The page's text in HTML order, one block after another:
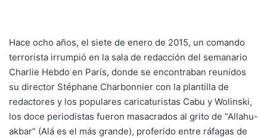
Hace ocho años, el siete de enero de 2015, un comando
terrorista irrumpió en la sala de redacción del semanario
Charlie Hebdo en París, donde se encontraban reunidos
su director Stéphane Charbonnier con la plantilla de
redactores y los populares caricaturistas Cabu y Wolinski,
los doce periodistas fueron masacrados al grito de “Allahu-
akbar” (Alá es el más grande), proferido entre ráfagas de